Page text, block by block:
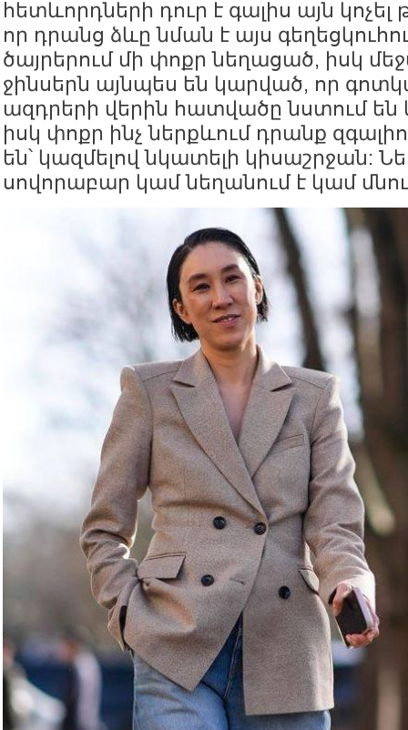
հետևորդների դուր է գալիս այն
որ դրանց ձևը նման է այս
ծայրերում մի փոքր նեղացած, իսկ
ջինսերն այնպես են կարված, որ
ազդրերի վերին հատվածը նստում
իսկ փոքր ինչ ներքևում դրանք
են՝ կազմելով նկատելի կիսաշրջան:
սովորաբար կամ նեղանում է կամ